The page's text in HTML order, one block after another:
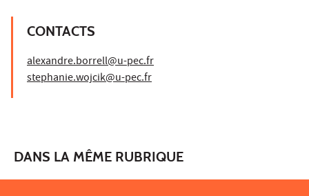
CONTACTS
alexandre.borrell@u-pec.fr
stephanie.wojcik@u-pec.fr
DANS LA MÊME RUBRIQUE